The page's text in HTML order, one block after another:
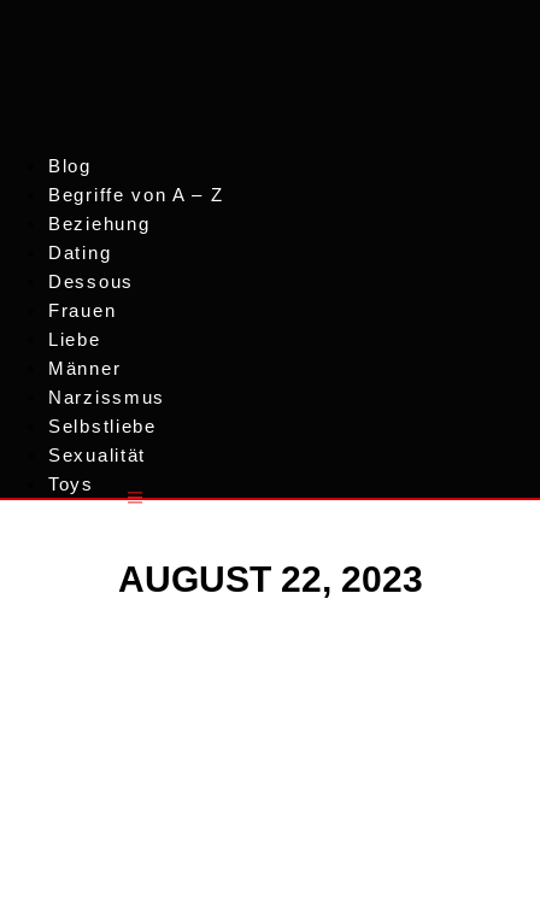
Blog
Begriffe von A – Z
Beziehung
Dating
Dessous
Frauen
Liebe
Männer
Narzissmus
Selbstliebe
Sexualität
Toys
AUGUST 22, 2023